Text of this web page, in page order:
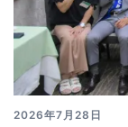
2026年7月28日